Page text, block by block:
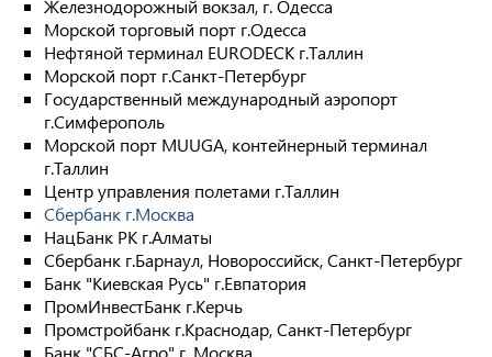
Железнодорожный вокзал, г. Одесса
Морской торговый порт г.Одесса
Нефтяной терминал EURODECK г.Таллин
Морской порт г.Санкт-Петербург
Государственный международный аэропорт
г.Симферополь
Морской порт MUUGA, контейнерный терминал
г.Таллин
Центр управления полетами г.Таллин
Сбербанк г.Москва
НацБанк РК г.Алматы
Сбербанк г.Барнаул, Новороссийск, Санкт-Петербург
Банк "Киевская Русь" г.Евпатория
ПромИнвестБанк г.Керчь
Промстройбанк г.Краснодар, Санкт-Петербург
Банк "СБС-Агро" г. Москва